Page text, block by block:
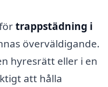
trappstädning i
överväldigande.
hyresrätt eller i en
att hålla